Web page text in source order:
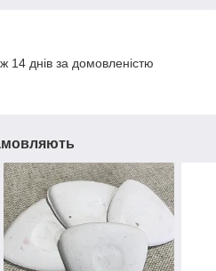
14 днів за домовленістю